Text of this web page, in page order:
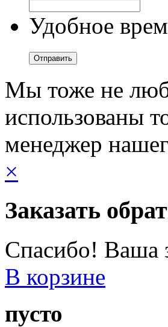
Удобное
Мы тоже не
использованы
менеджер
×
Заказать
Спасибо! Ваша
В корзине
пусто